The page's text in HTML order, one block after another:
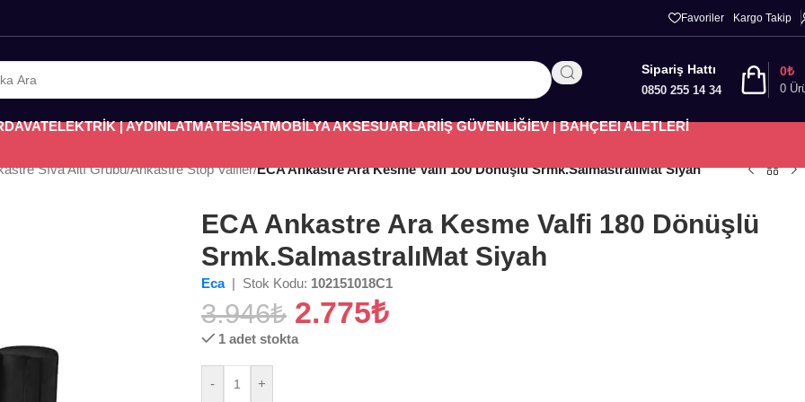
Favoriler Kargo Takip
Sipariş Hattı
0850 255 14 34 0
0₺
ELEKTRİK | AYDINLATMATESİSATMOBİLYA AKSESUARLARIİŞ GÜVENLİĞİEV | BAHÇEEl ALETLERİ
Sıva Altı Grubu/Ankastre Stop Valfler/ECA Ankastre Ara Kesme Valfi 180 Dönüşlü Srmk.SalmastralıMat Siyah
ECA Ankastre Ara Kesme Valfi 180 Dönüşlü
Srmk.SalmastralıMat Siyah
Eca | Stok Kodu: 102151018C1
3.946₺ 2.775₺
1 adet stokta
- +